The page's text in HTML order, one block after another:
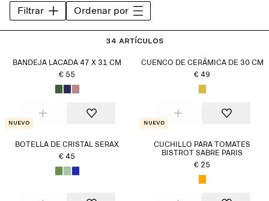
Filtrar Ordenar por
34 artículos
BANDEJA LACADA 47 X 31 CM
€ 55
CUENCO DE CERÁMICA DE 30 CM
€ 49
Nuevo
BOTELLA DE CRISTAL SERAX
€ 45
Nuevo
CUCHILLO PARA TOMATES
BISTROT SABRE PARIS
€ 25